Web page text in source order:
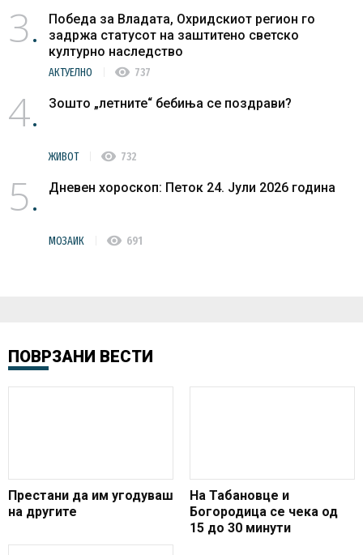
3
Победа за Владата, Охридскиот регион го
задржа статусот на заштитено светско
културно наследство
АКТУЕЛНО visibility 737
4 Зошто „летните“ бебиња се поздрави?
ЖИВОТ visibility 732
5 Дневен хороскоп: Петок 24. Јули 2026 година
МОЗАИК visibility 691
ПОВРЗАНИ ВЕСТИ
Престани да им угодуваш
на другите
На Табановце и
Богородица се чека од
15 до 30 минути